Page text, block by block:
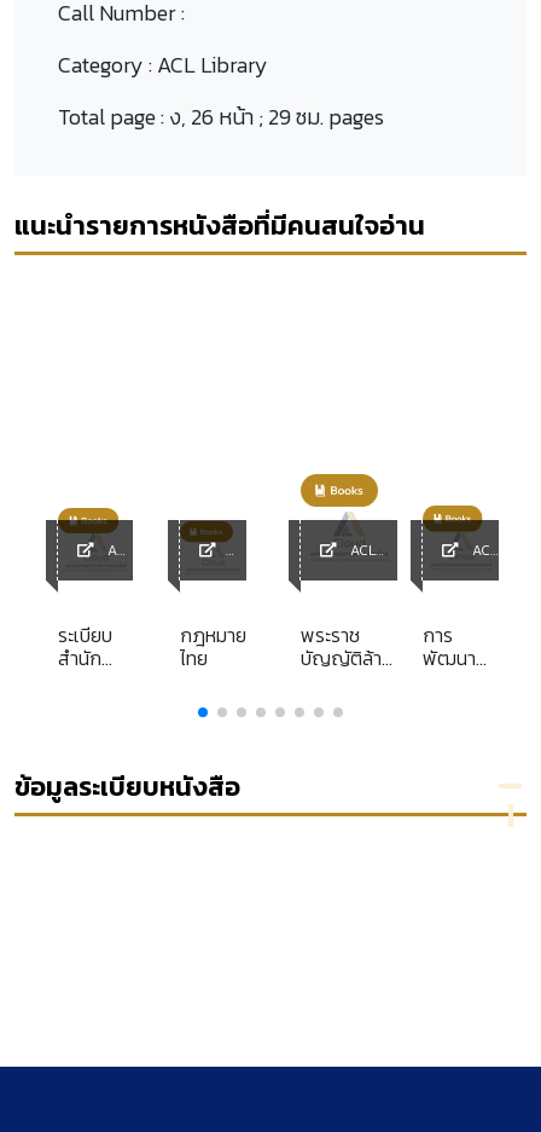
Call Number :
Category :ACL Library
Total page :ง, 26 หน้า ; 29 ซม. pages
แนะนำรายการหนังสือที่มีคนสนใจอ่าน
ระเบียบ
สำนัก
เพื่อเสริม
ความ
กฎหมาย
ไทย
พระราช
บัญญัติล้าง
โอกาส
สมโภช กรุง
การ
พัฒนา
ข้อมูลระเบียบหนังสือ